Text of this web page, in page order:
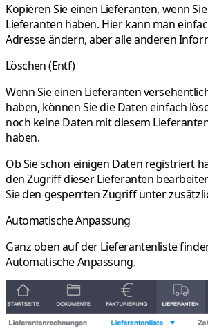
Kopieren Sie einen Lieferanten, wenn
Lieferanten haben. Hier kann man
Adresse ändern, aber alle anderen
Löschen (Entf)
Wenn Sie einen Lieferanten
haben, können Sie die Daten einfach
noch keine Daten mit diesem
haben.
Ob Sie schon einigen Daten registriert
den Zugriff dieser Lieferanten
Sie den gesperrten Zugriff unter
Automatische Anpassung
Ganz oben auf der Lieferantenliste
Automatische Anpassung.